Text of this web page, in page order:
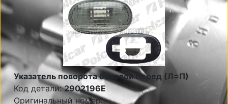
Указатель поворота боковой перед (Л=П)
Код детали:2902196E
Оригинальный номер: